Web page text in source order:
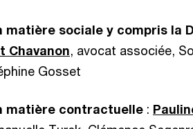
matière sociale y compris la
Chavanon, avocat associée,
Gosset
matière contractuelle :